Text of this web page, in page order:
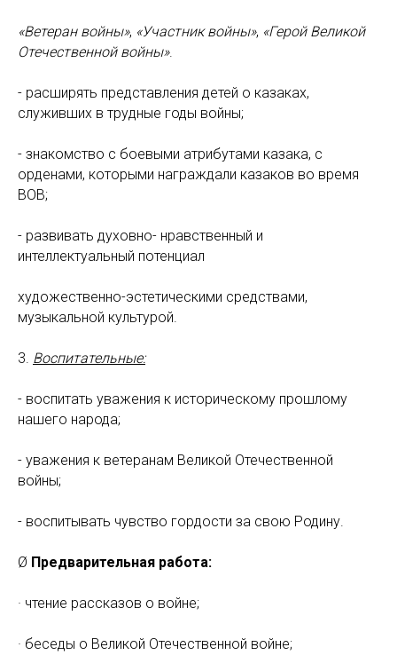
«Ветеран войны», «Участник войны», «Герой Великой
Отечественной войны».
- расширять представления детей о казаках,
служивших в трудные годы войны;
- знакомство с боевыми атрибутами казака, с
орденами, которыми награждали казаков во время
ВОВ;
- развивать духовно- нравственный и
интеллектуальный потенциал
художественно-эстетическими средствами,
музыкальной культурой.
3. Воспитательные:
- воспитать уважения к историческому прошлому
нашего народа;
- уважения к ветеранам Великой Отечественной
войны;
- воспитывать чувство гордости за свою Родину.
Ø Предварительная работа:
· чтение рассказов о войне;
· беседы о Великой Отечественной войне;